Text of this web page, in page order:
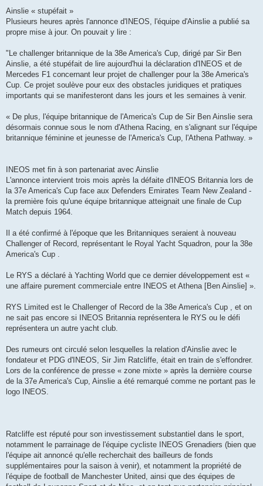
Ainslie « stupéfait »
Plusieurs heures après l'annonce d'INEOS, l'équipe d'Ainslie a publié sa
propre mise à jour. On pouvait y lire :
"Le challenger britannique de la 38e America's Cup, dirigé par Sir Ben
Ainslie, a été stupéfait de lire aujourd'hui la déclaration d'INEOS et de
Mercedes F1 concernant leur projet de challenger pour la 38e America's
Cup. Ce projet soulève pour eux des obstacles juridiques et pratiques
importants qui se manifesteront dans les jours et les semaines à venir.
« De plus, l'équipe britannique de l'America's Cup de Sir Ben Ainslie sera
désormais connue sous le nom d'Athena Racing, en s'alignant sur l'équipe
britannique féminine et jeunesse de l'America's Cup, l'Athena Pathway. »
INEOS met fin à son partenariat avec Ainslie
L'annonce intervient trois mois après la défaite d'INEOS Britannia lors de
la 37e America's Cup face aux Defenders Emirates Team New Zealand -
la première fois qu'une équipe britannique atteignait une finale de Cup
Match depuis 1964.
Il a été confirmé à l'époque que les Britanniques seraient à nouveau
Challenger of Record, représentant le Royal Yacht Squadron, pour la 38e
America's Cup .
Le RYS a déclaré à Yachting World que ce dernier développement est «
une affaire purement commerciale entre INEOS et Athena [Ben Ainslie] ».
RYS Limited est le Challenger of Record de la 38e America's Cup , et on
ne sait pas encore si INEOS Britannia représentera le RYS ou le défi
représentera un autre yacht club.
Des rumeurs ont circulé selon lesquelles la relation d'Ainslie avec le
fondateur et PDG d'INEOS, Sir Jim Ratcliffe, était en train de s'effondrer.
Lors de la conférence de presse « zone mixte » après la dernière course
de la 37e America's Cup, Ainslie a été remarqué comme ne portant pas le
logo INEOS.
Ratcliffe est réputé pour son investissement substantiel dans le sport,
notamment le parrainage de l'équipe cycliste INEOS Grenadiers (bien que
l'équipe ait annoncé qu'elle recherchait des bailleurs de fonds
supplémentaires pour la saison à venir), et notamment la propriété de
l'équipe de football de Manchester United, ainsi que des équipes de